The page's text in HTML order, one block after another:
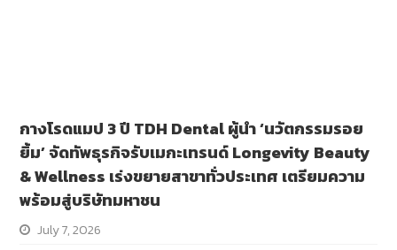
กางโรดแมป 3 ปี TDH Dental ผู้นำ ‘นวัตกรรมรอย
ยิ้ม’ จัดทัพธุรกิจรับเมกะเทรนด์ Longevity Beauty
& Wellness เร่งขยายสาขาทั่วประเทศ เตรียมความ
พร้อมสู่บริษัทมหาชน
July 7, 2026